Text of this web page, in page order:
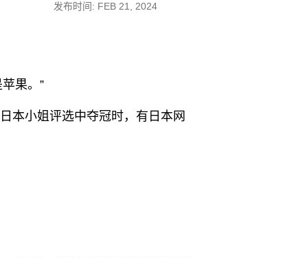
发布时间: FEB 21, 2024
果。”
本小姐评选中夺冠时，有日本网